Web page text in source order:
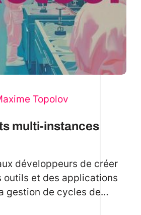
Topolov
multi-instances
développeurs de créer
outils et des applications
gestion de cycles de